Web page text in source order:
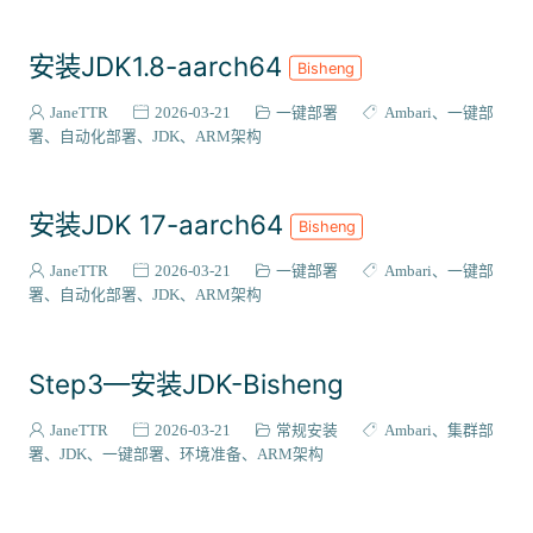
安装JDK1.8-aarch64 Bisheng
JaneTTR 2026-03-21 一键部署 Ambari
一键部
署
自动化部署 JDK ARM架构
安装JDK 17-aarch64 Bisheng
JaneTTR 2026-03-21 一键部署 Ambari
一键部
署
自动化部署 JDK ARM架构
Step3—安装JDK-Bisheng
JaneTTR 2026-03-21 常规安装 Ambari
集群部
署
JDK 一键部署 环境准备 ARM架构